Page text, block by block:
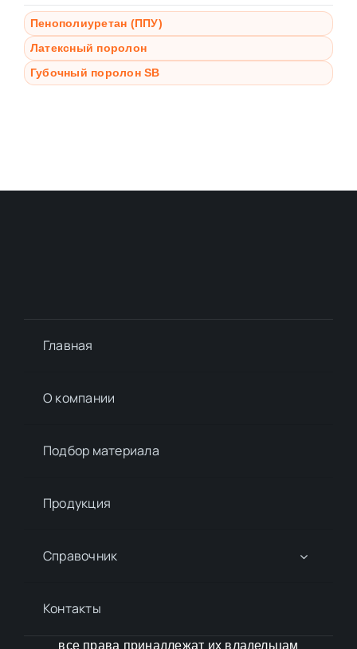
Пенополиуретан (ППУ)
Латексный поролон
Губочный поролон SB
Главная
О компании
Подбор материалa
Продукция
Справочник
Контакты
все права принадлежат их владельцам